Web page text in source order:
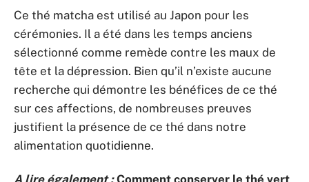
Ce thé matcha est utilisé au Japon pour les
cérémonies. Il a été dans les temps anciens
sélectionné comme remède contre les maux de
tête et la dépression. Bien qu’il n’existe aucune
recherche qui démontre les bénéfices de ce thé
sur ces affections, de nombreuses preuves
justifient la présence de ce thé dans notre
alimentation quotidienne.
A lire également : Comment conserver le thé vert